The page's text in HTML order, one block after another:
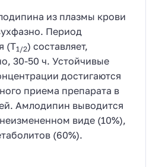
из плазмы крови
Период
(T1/2) составляет,
30-50 ч. Устойчивые
достигаются
приема препарата в
Амлодипин выводится
виде (10%),
(60%).